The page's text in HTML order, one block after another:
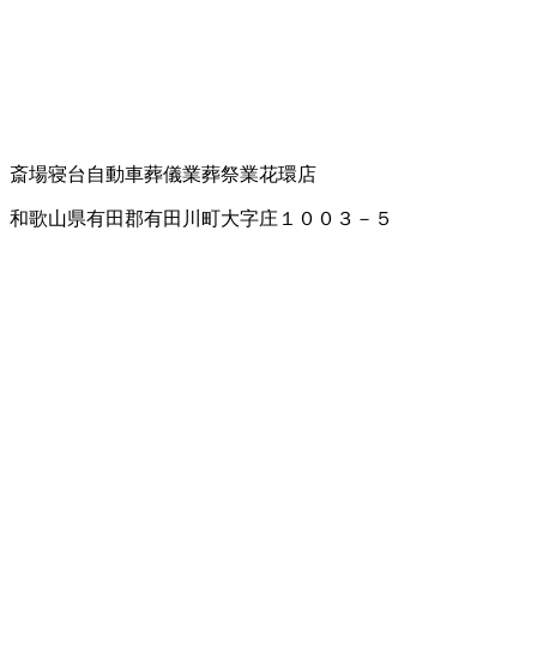
斎場寝台自動車葬儀業葬祭業花環店
和歌山県有田郡有田川町大字庄１００３－５